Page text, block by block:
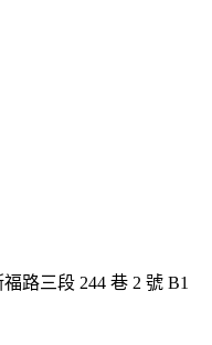
路三段 244 巷 2 號 B1